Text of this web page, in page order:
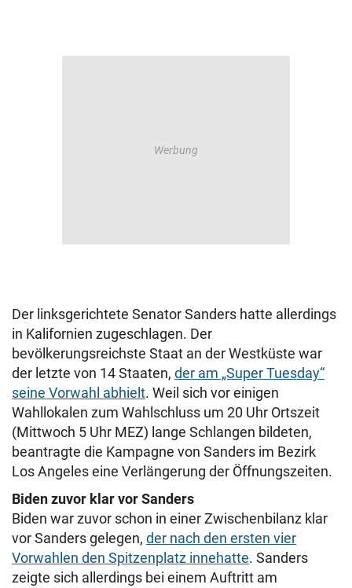
Der linksgerichtete Senator Sanders hatte allerdings
in Kalifornien zugeschlagen. Der
bevölkerungsreichste Staat an der Westküste war
der letzte von 14 Staaten, der am „Super Tuesday“
seine Vorwahl abhielt. Weil sich vor einigen
Wahllokalen zum Wahlschluss um 20 Uhr Ortszeit
(Mittwoch 5 Uhr MEZ) lange Schlangen bildeten,
beantragte die Kampagne von Sanders im Bezirk
Los Angeles eine Verlängerung der Öffnungszeiten.
Biden zuvor klar vor Sanders
Biden war zuvor schon in einer Zwischenbilanz klar
vor Sanders gelegen, der nach den ersten vier
Vorwahlen den Spitzenplatz innehatte. Sanders
zeigte sich allerdings bei einem Auftritt am